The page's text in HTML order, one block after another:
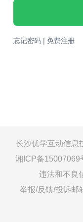
忘记密码| 免费注册
长沙优学互动信息
湘ICP备15007069
违法和不良
举报/反馈/投诉邮